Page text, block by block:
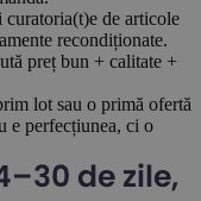
curatoria(t)e de articole
recondiționate.
preț bun + calitate +
lot sau o primă ofertă
e perfecțiunea, ci o
de zile,